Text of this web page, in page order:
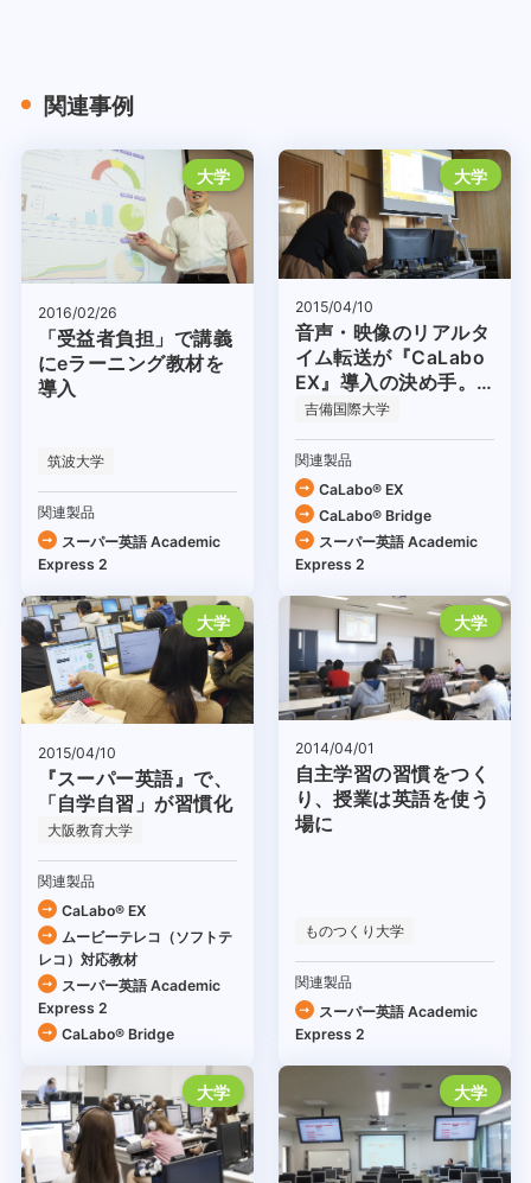
関連事例
大学
2016/02/26
「受益者負担」で講義
にeラーニング教材を
導入
筑波大学
関連製品
スーパー英語 Academic
Express 2
大学
2015/04/10
音声・映像のリアルタ
イム転送が『CaLabo
EX』導入の決め手。
ICTの利活用で、学部
たい！
吉備国際大学
関連製品
CaLabo® EX
CaLabo® Bridge
スーパー英語 Academic
Express 2
大学
2015/04/10
『スーパー英語』で、
「自学自習」が習慣化
大阪教育大学
関連製品
CaLabo® EX
ムービーテレコ（ソフトテ
レコ）対応教材
スーパー英語 Academic
Express 2
CaLabo® Bridge
大学
2014/04/01
自主学習の習慣をつく
り、授業は英語を使う
場に
ものつくり大学
関連製品
スーパー英語 Academic
Express 2
大学 大学